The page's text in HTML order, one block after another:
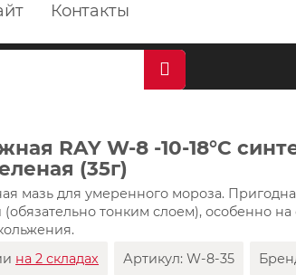
Контакты
RAY W-8 -10-18°C
(35г)
мазь для умеренного мороза.
(обязательно тонким слоем), особенно
на 2 складах Артикул:W-8-35